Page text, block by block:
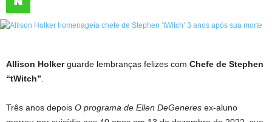
Allison Holkerguarde lembranças felizes com Chefe de Stephen
“tWitch”
Três anos depois O programa de Ellen DeGeneres ex-aluno